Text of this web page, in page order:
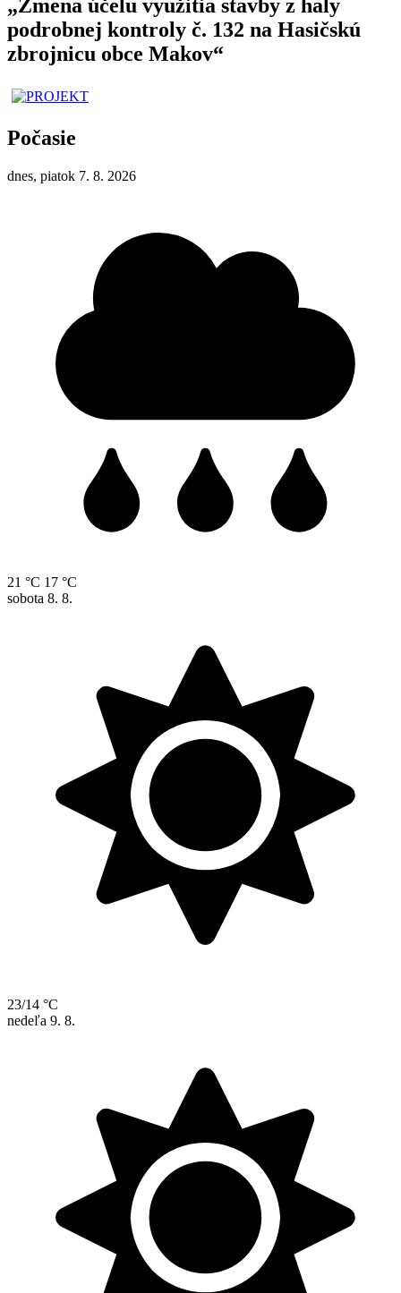
„Zmena účelu využitia stavby z haly
podrobnej kontroly č. 132 na Hasičskú
zbrojnicu obce Makov“
Počasie
dnes, piatok 7. 8. 2026
21 °C 17 °C
sobota 8. 8.
23/14 °C
nedeľa 9. 8.